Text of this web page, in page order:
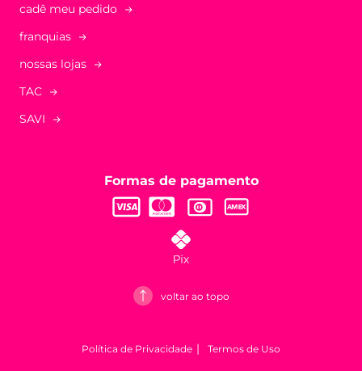
cadê meu pedido
franquias
nossas lojas
TAC
SAVI
Formas de pagamento
voltar ao topo
Política de Privacidade Termos de Uso